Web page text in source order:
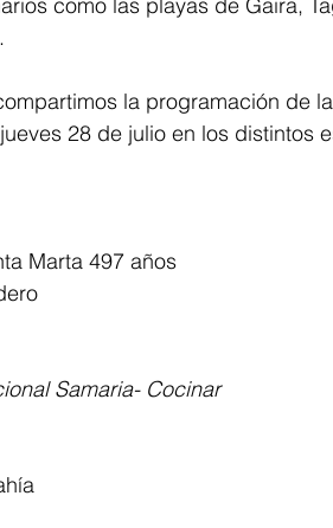
la programación de
28 de julio en los distintos
Marta 497 años
Samaria- Cocinar